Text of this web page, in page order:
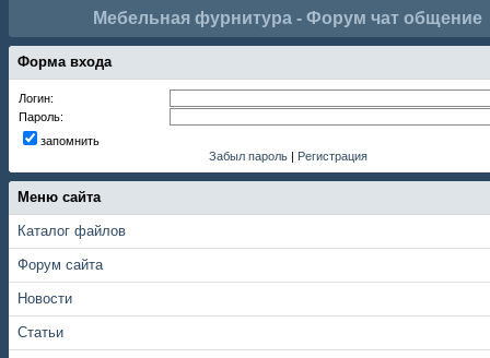
Мебельная фурнитура - Форум чат общение
Форма входа
Логин:
Пароль:
запомнить
Забыл пароль | Регистрация
Меню сайта
Каталог файлов
Форум сайта
Новости
Статьи